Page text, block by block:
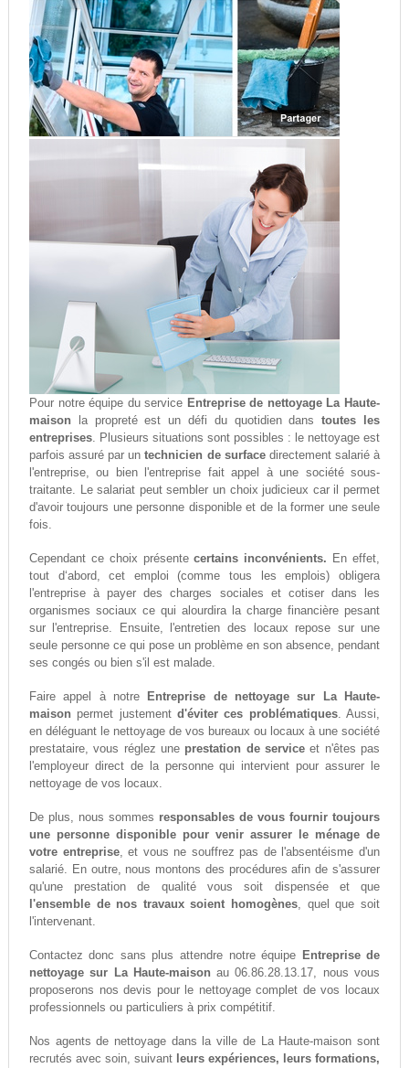
Pour notre équipe du service Entreprise de nettoyage La Haute-
maison la propreté est un défi du quotidien danstoutes les
entreprises. Plusieurs situations sont possibles : le nettoyage est
parfois assuré par untechnicien de surfacedirectement salarié à
l'entreprise, ou bien l'entreprise fait appel à une société sous-
traitante. Le salariat peut sembler un choix judicieux car il permet
d'avoir toujours une personne disponible et de la former une seule
fois.
Cependant ce choix présentecertains inconvénients. En effet,
tout d‘abord, cet emploi (comme tous les emplois) obligera
l'entreprise à payer des charges sociales et cotiser dans les
organismes sociaux ce qui alourdira la charge financière pesant
sur l'entreprise. Ensuite, l'entretien des locaux repose sur une
seule personne ce qui pose un problème en son absence, pendant
ses congés ou bien s'il est malade.
Faire appel à notre
Entreprise de nettoyage sur La Haute-
maison permet justement d'éviter ces problématiques. Aussi,
en déléguant le nettoyage de vos bureaux ou locaux à une société
prestataire, vous réglez une prestation de service et n'êtes pas
l'employeur direct de la personne qui intervient pour assurer le
nettoyage de vos locaux.
De plus, nous sommes responsables de vous fournir toujours
une personne disponible pour venir assurer le ménage de
votre entreprise, et vous ne souffrez pas de l'absentéisme d'un
salarié. En outre, nous montons des procédures afin de s'assurer
qu'une prestation de qualité vous soit dispensée et que
l'ensemble de nos travaux soient homogènes, quel que soit
l'intervenant.
Contactez donc sans plus attendre notre équipe Entreprise de
nettoyage sur La Haute-maison au 06.86.28.13.17, nous vous
proposerons nos devis pour le nettoyage complet de vos locaux
professionnels ou particuliers à prix compétitif.
Nos agents de nettoyage dans la ville de La Haute-maison sont
recrutés avec soin, suivant leurs expériences, leurs formations,